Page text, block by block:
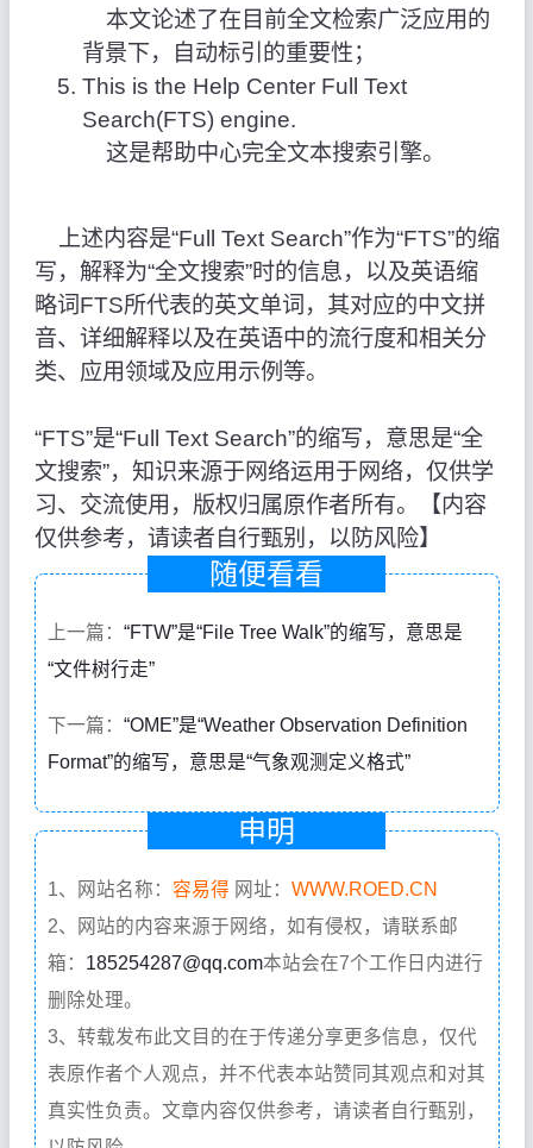
本文论述了在目前全文检索广泛应用的
背景下，自动标引的重要性；
This is the Help Center Full Text
Search(FTS) engine.
这是帮助中心完全文本搜索引擎。
上述内容是“Full Text Search”作为“FTS”的缩
写，解释为“全文搜索”时的信息，以及英语缩
略词FTS所代表的英文单词，其对应的中文拼
音、详细解释以及在英语中的流行度和相关分
类、应用领域及应用示例等。
“FTS”是“Full Text Search”的缩写，意思是“全
文搜索”，知识来源于网络运用于网络，仅供学
习、交流使用，版权归属原作者所有。【内容
仅供参考，请读者自行甄别，以防风险】
随便看看
上一篇： “FTW”是“File Tree Walk”的缩写，意思是
“文件树行走”
下一篇： “OME”是“Weather Observation Definition
Format”的缩写，意思是“气象观测定义格式”
申明
1、网站名称： 容易得 网址： WWW.ROED.CN
2、网站的内容来源于网络，如有侵权，请联系邮
箱： 185254287@qq.com本站会在7个工作日内进行
删除处理。
3、转载发布此文目的在于传递分享更多信息，仅代
表原作者个人观点，并不代表本站赞同其观点和对其
真实性负责。文章内容仅供参考，请读者自行甄别，